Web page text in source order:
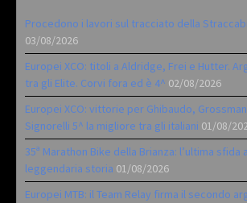
Procedono i lavori sul tracciato della
03/08/2026
Europei XCO: titoli a Aldridge, Frei e Hutter.
tra gli Elite. Corvi fora ed è 4^ 02/08/2026
Europei XCO: vittorie per Ghibaudo,
Signorelli 5^ la migliore tra gli italiani 01/08/
35ª Marathon Bike della Brianza: l’ultima sfida
leggendaria storia 01/08/2026
Europei MTB: il Team Relay firma il secondo